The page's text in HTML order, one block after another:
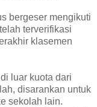
bergeser mengikuti
terverifikasi
klasemen
luar kuota dari
disarankan untuk
sekolah lain.